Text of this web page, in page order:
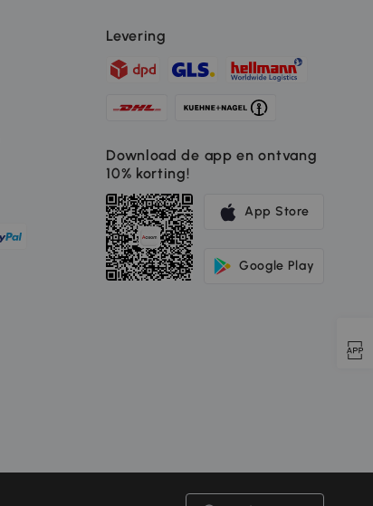
Levering
Download de app en ontvang
10% korting!
App Store
Google Play